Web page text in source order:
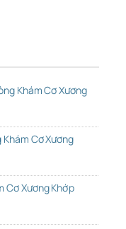
Khám Cơ Xương
Cơ Xương
Cơ Xương Khớp